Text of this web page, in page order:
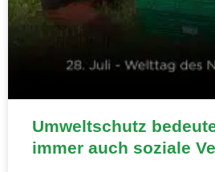
Umweltschutz
immer auch soziale